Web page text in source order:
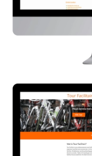
Tourfacilitair.nl
HIER